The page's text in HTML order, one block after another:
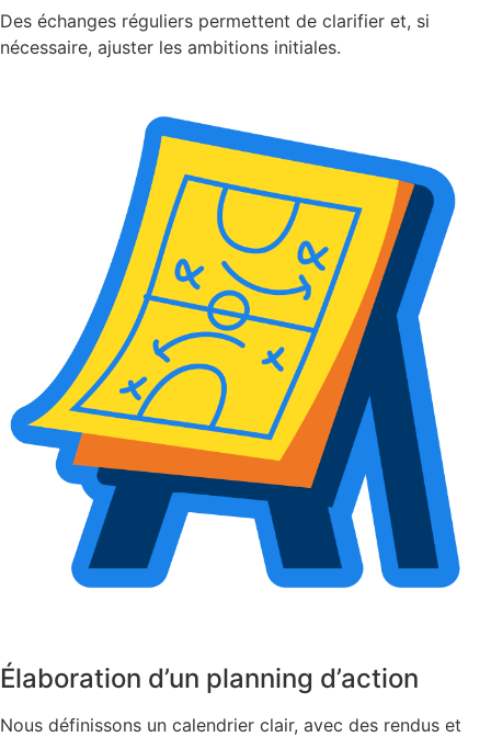
Des échanges réguliers permettent de clarifier et, si
nécessaire, ajuster les ambitions initiales.
Élaboration d’un planning d’action
Nous définissons un calendrier clair, avec des rendus et